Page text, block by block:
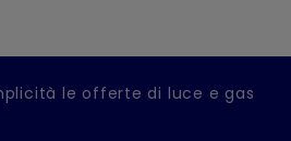
le offerte di luce e gas